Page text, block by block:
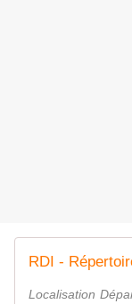
RDI -
Localisation